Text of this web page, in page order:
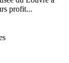
profit...